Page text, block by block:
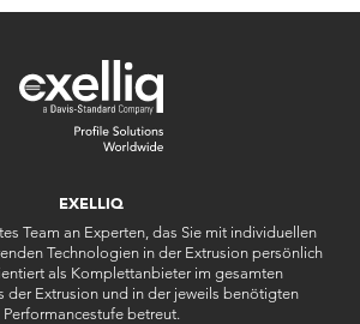
EXELLIQ
Team an Experten, das Sie mit individuellen
Technologien in der Extrusion persönlich
als Komplettanbieter im gesamten
der Extrusion und in der jeweils benötigten
Performancestufe betreut.